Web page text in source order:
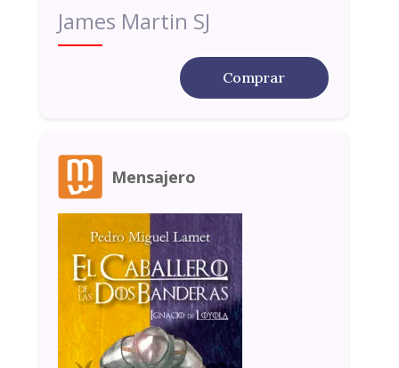
James Martin SJ
Comprar
Mensajero